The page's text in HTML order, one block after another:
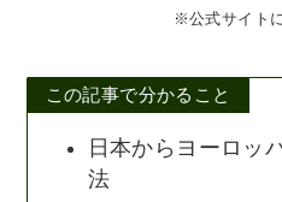
※公式サイト
この記事で分かること
日本からヨーロッ
法